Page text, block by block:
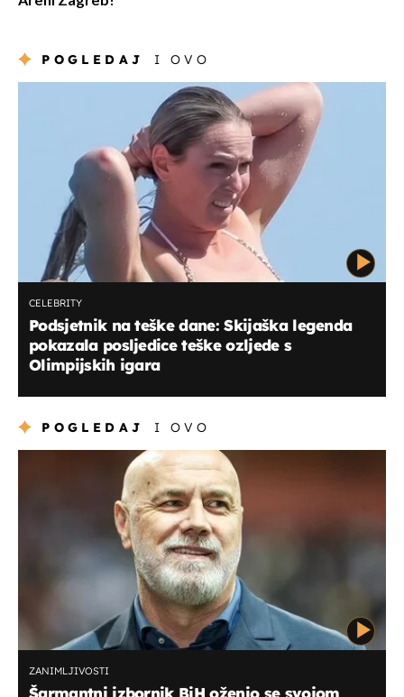
POGLEDAJ I OVO
CELEBRITY
Podsjetnik na teške dane: Skijaška legenda
pokazala posljedice teške ozljede s
Olimpijskih igara
POGLEDAJ I OVO
ZANIMLJIVOSTI
Šarmantni izbornik BiH oženio se svojom